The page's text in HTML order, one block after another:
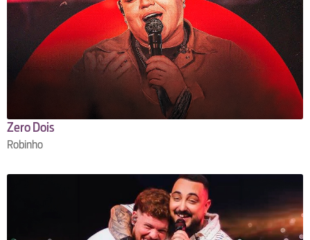
Zero Dois
Robinho